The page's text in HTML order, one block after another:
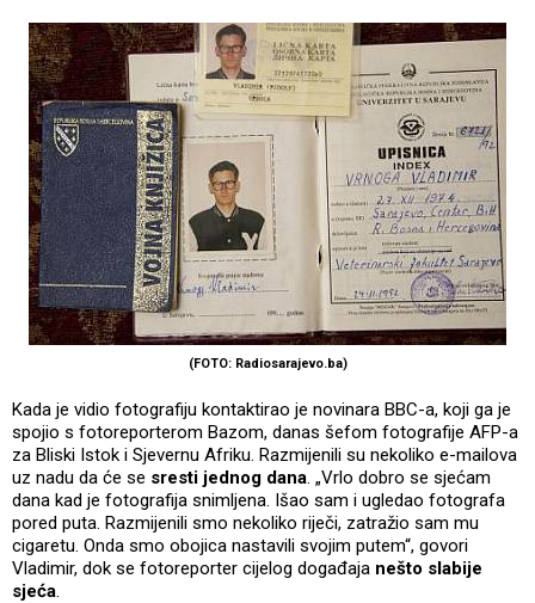
(FOTO: Radiosarajevo.ba)
Kada je vidio fotografiju kontaktirao je novinara BBC-a, koji ga je
spojio s fotoreporterom Bazom, danas šefom fotografije AFP-a
za Bliski Istok i Sjevernu Afriku. Razmijenili su nekoliko e-mailova
uz nadu da će se sresti jednog dana. „Vrlo dobro se sjećam
dana kad je fotografija snimljena. Išao sam i ugledao fotografa
pored puta. Razmijenili smo nekoliko riječi, zatražio sam mu
cigaretu. Onda smo obojica nastavili svojim putem“, govori
Vladimir, dok se fotoreporter cijelog događaja nešto slabije
sjeća.